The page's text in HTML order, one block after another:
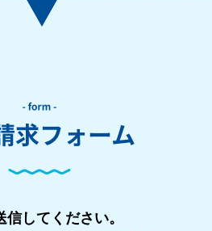
してください。